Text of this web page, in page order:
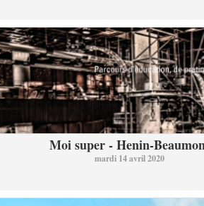
Moi super - Henin-
mardi 14 avril 2020